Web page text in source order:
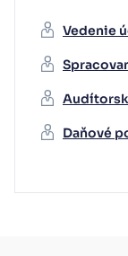
Vedenie
Daňové